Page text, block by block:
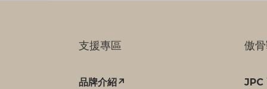
支援專區
品牌介紹↗
傲
JPC